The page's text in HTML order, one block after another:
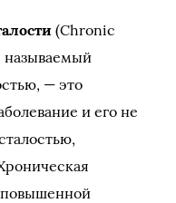
(Chronic
называемый
— это
и его не
повышенной